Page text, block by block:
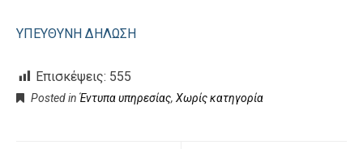
ΥΠΕΥΘΥΝΗ ΔΗΛΩΣΗ
Επισκέψεις: 555
Posted in Έντυπα υπηρεσίας, Χωρίς κατηγορία